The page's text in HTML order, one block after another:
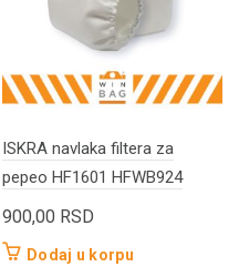
ISKRA navlaka filtera za
pepeo HF1601 HFWB924
900,00 RSD
Dodaj u korpu